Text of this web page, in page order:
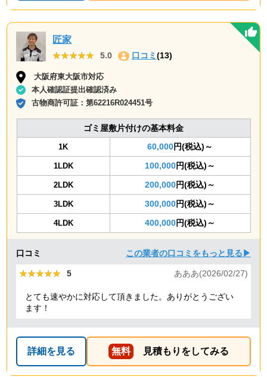
匠家
★★★★★
★★★★★ 5.0 口コミ (13)
大阪府東大阪市対応
本人確認証提出確認済み
古物商許可証：第62216R024451号
ゴミ屋敷片付けの基本料金
1K 60,000円(税込)～
1LDK 100,000円(税込)～
2LDK 200,000円(税込)～
3LDK 300,000円(税込)～
4LDK 400,000円(税込)～
口コミ この業者の口コミをもっと見る▶
★★★★★
★★★★★ 5 あああ(2026/02/27)
とても速やかに対応して頂きました。ありがとうござい
ます！
詳細を見る 無料 見積もりをしてみる